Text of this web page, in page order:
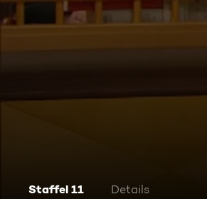
Staffel 11 Details